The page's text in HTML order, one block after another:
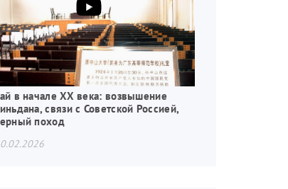
в начале XX века: возвышение
связи с Советской Россией,
поход